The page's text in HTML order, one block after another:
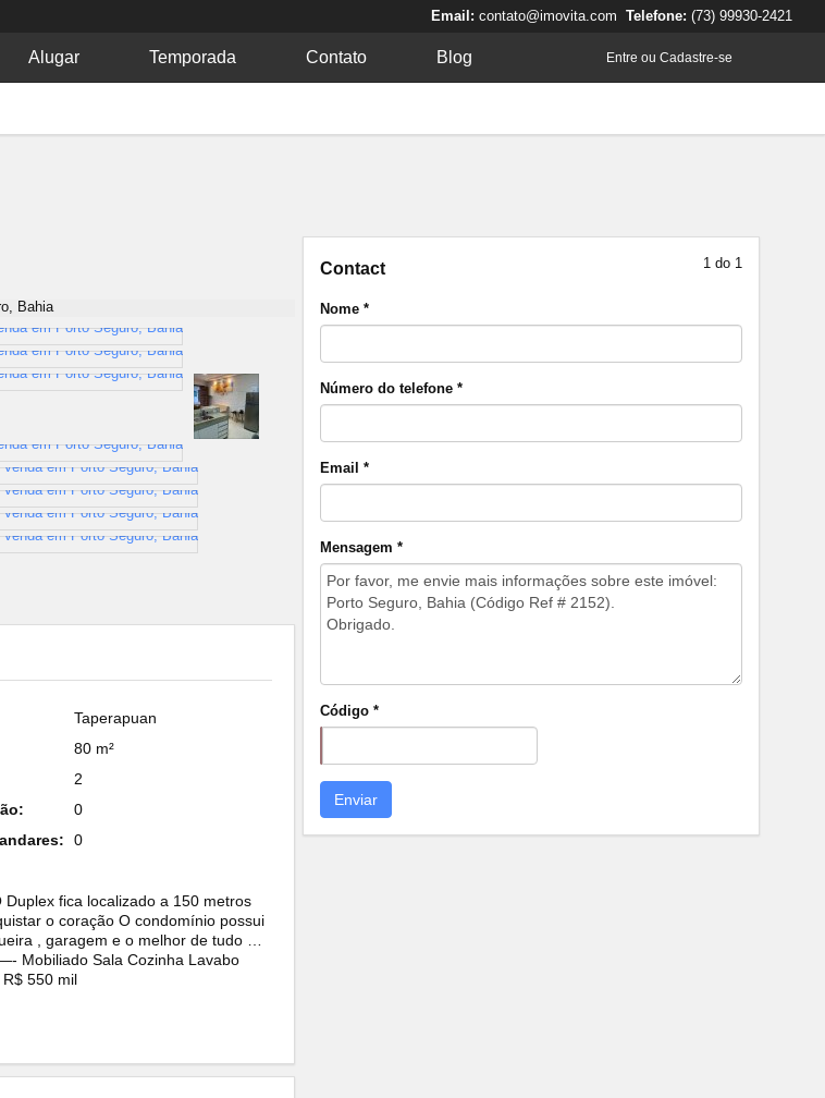
Email: contato@imovita.com Telefone: (73) 99930-2421
Alugar Temporada Contato Blog Entre ou Cadastre-se
Taperapuan
80 m²
2
0
0
fica localizado a 150 metros
o coração O condomínio possui
, garagem e o melhor de tudo …
Sala Cozinha Lavabo
550 mil
1 do 1
Contact
Nome *
Número do telefone *
Email *
Mensagem *
Código *
Enviar